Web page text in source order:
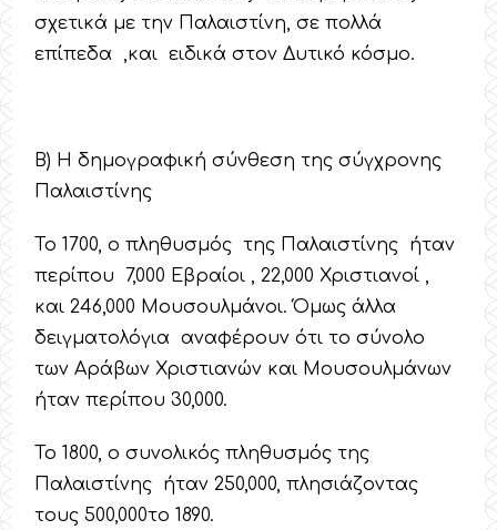
σχετικά με την Παλαιστίνη, σε πολλά
επίπεδα ,και ειδικά στον Δυτικό κόσμο.
Β) Η δημογραφική σύνθεση της σύγχρονης
Παλαιστίνης
Το 1700, ο πληθυσμός της Παλαιστίνης ήταν
περίπου 7,000 Εβραίοι , 22,000 Χριστιανοί ,
και 246,000 Μουσουλμάνοι. Όμως άλλα
δειγματολόγια αναφέρουν ότι το σύνολο
των Αράβων Χριστιανών και Μουσουλμάνων
ήταν περίπου 30,000.
Το 1800, ο συνολικός πληθυσμός της
Παλαιστίνης ήταν 250,000, πλησιάζοντας
τους 500,000το 1890.